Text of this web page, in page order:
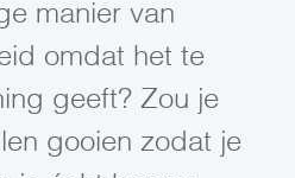
manier van
omdat het te
geeft? Zou je
gooien zodat je